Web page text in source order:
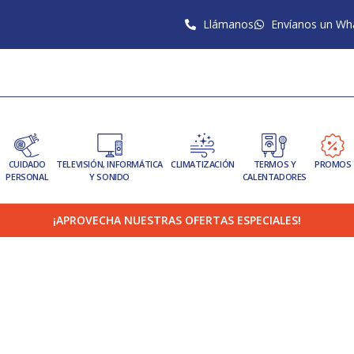
Llámanos Envíanos un
CUIDADO
PERSONAL
TELEVISIÓN, INFORMÁTICA
Y SONIDO
CLIMATIZACIÓN
TERMOS Y
CALENTADORES
PROMOS
¡APROVECHA NUESTRAS OFERTAS ESPECIALES!